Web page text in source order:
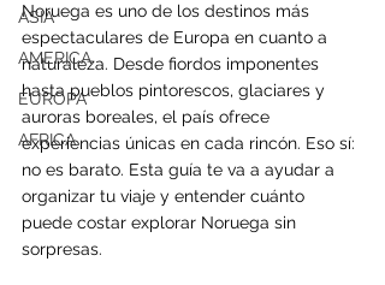
ASIA
AMERICA
EUROPA
AFRICA
Noruega es uno de los destinos más
espectaculares de Europa en cuanto a
naturaleza. Desde fiordos imponentes
hasta pueblos pintorescos, glaciares y
auroras boreales, el país ofrece
experiencias únicas en cada rincón. Eso sí:
no es barato. Esta guía te va a ayudar a
organizar tu viaje y entender cuánto
puede costar explorar Noruega sin
sorpresas.